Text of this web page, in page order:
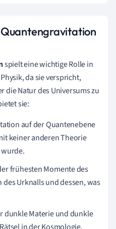
spielt eine wichtige Rolle in
da sie verspricht,
die Natur des Universums zu
sie:
auf der Quantenebene
keiner anderen Theorie
frühesten Momente des
Urknalls und dessen, was
dunkle Materie und dunkle
in der Kosmologie.